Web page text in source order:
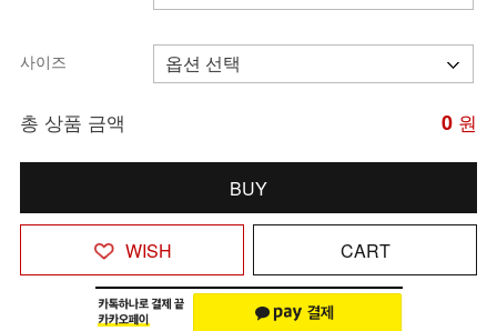
사이즈
총 상품 금액 0 원
BUY
WISH CART